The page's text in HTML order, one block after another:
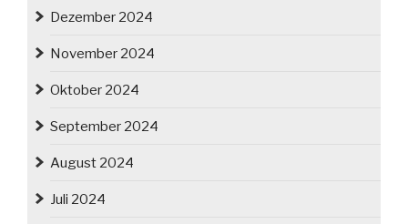
Dezember 2024
November 2024
Oktober 2024
September 2024
August 2024
Juli 2024